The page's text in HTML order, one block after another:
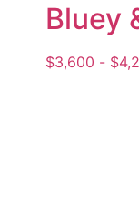
Bluey
$3,600 - $